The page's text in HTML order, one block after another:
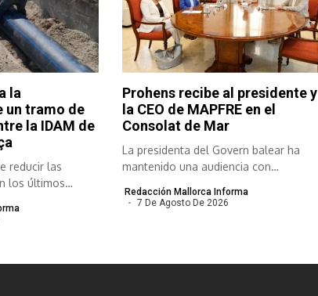
la
un tramo de
la IDAM de
reducir las
los últimos
Prohens recibe al presidente y
la CEO de MAPFRE en el
Consolat de Mar
La presidenta del Govern balear ha
mantenido una audiencia con
Redacción Mallorca Informa
7 De Agosto De 2026